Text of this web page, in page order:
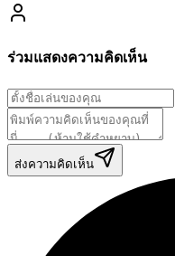
ร่วมแสดงความคิดเห็น
ส่งความคิดเห็น